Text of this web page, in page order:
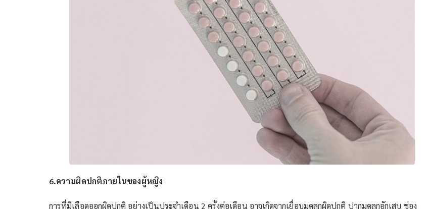
6.ความผิดปกติภายในของผู้หญิง
การที่มีเลือดออกผิดปกติ อย่างเป็นประจำเดือน 2 ครั้งต่อเดือน อาจเกิดจากเยื่อบุมดลูกผิดปกติ ปากมดลูกอักเสบ ช่อง